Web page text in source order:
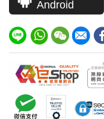
Android